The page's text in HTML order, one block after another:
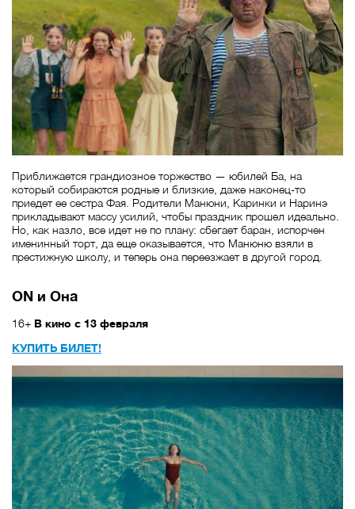
Приближается грандиозное торжество — юбилей Ба, на
который собираются родные и близкие, даже наконец-то
приедет ее сестра Фая. Родители Манюни, Каринки и Наринэ
прикладывают массу усилий, чтобы праздник прошел идеально.
Но, как назло, все идет не по плану: сбегает баран, испорчен
именинный торт, да еще оказывается, что Манюню взяли в
престижную школу, и теперь она переезжает в другой город.
ON и Она
16+ В кино с 13 февраля
КУПИТЬ БИЛЕТ!